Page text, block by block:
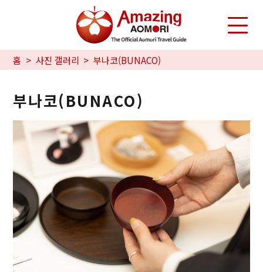
홈 사진 갤러리 부나코(BUNACO)
부나코(BUNACO)